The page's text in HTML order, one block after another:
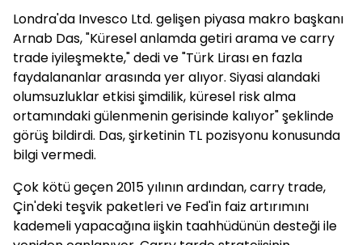
Londra'da Invesco Ltd. gelişen piyasa makro başkanı
Arnab Das, "Küresel anlamda getiri arama ve carry
trade iyileşmekte," dedi ve "Türk Lirası en fazla
faydalananlar arasında yer alıyor. Siyasi alandaki
olumsuzluklar etkisi şimdilik, küresel risk alma
ortamındaki gülenmenin gerisinde kalıyor" şeklinde
görüş bildirdi. Das, şirketinin TL pozisyonu konusunda
bilgi vermedi.
Çok kötü geçen 2015 yılının ardından, carry trade,
Çin'deki teşvik paketleri ve Fed'in faiz artırımını
kademeli yapacağına iişkin taahhüdünün desteği ile